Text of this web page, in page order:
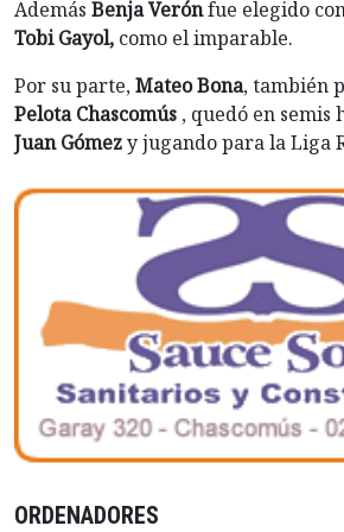
Además Benja Verónfue elegido
Tobi Gayol, como el imparable.
Por su parte,Mateo Bona, también
Pelota Chascomús , quedó en semis
Juan Gómezy jugando para la Liga
ORDENADORES